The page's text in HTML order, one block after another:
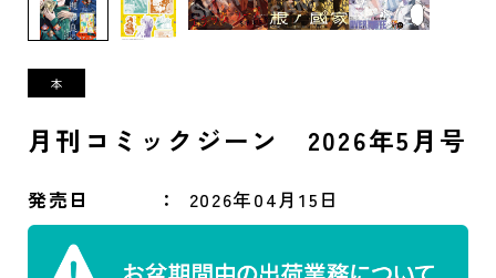
月刊コミックジーン 2026年5月号
発売日 2026年04月15日